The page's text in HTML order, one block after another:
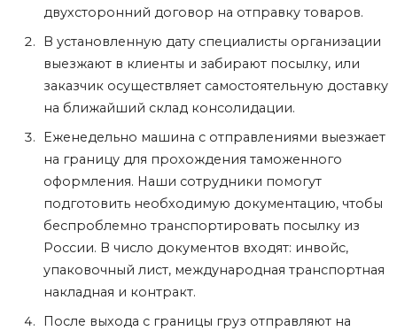
двухсторонний договор на отправку товаров.
В установленную дату специалисты организации
выезжают в клиенты и забирают посылку, или
заказчик осуществляет самостоятельную доставку
на ближайший склад консолидации.
Еженедельно машина с отправлениями выезжает
на границу для прохождения таможенного
оформления. Наши сотрудники помогут
подготовить необходимую документацию, чтобы
беспроблемно транспортировать посылку из
России. В число документов входят: инвойс,
упаковочный лист, международная транспортная
накладная и контракт.
После выхода с границы груз отправляют на